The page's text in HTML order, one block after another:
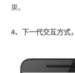
果。
4、下一代交互方式